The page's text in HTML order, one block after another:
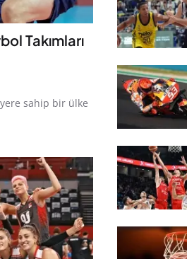
Takımları
sahip bir ülke